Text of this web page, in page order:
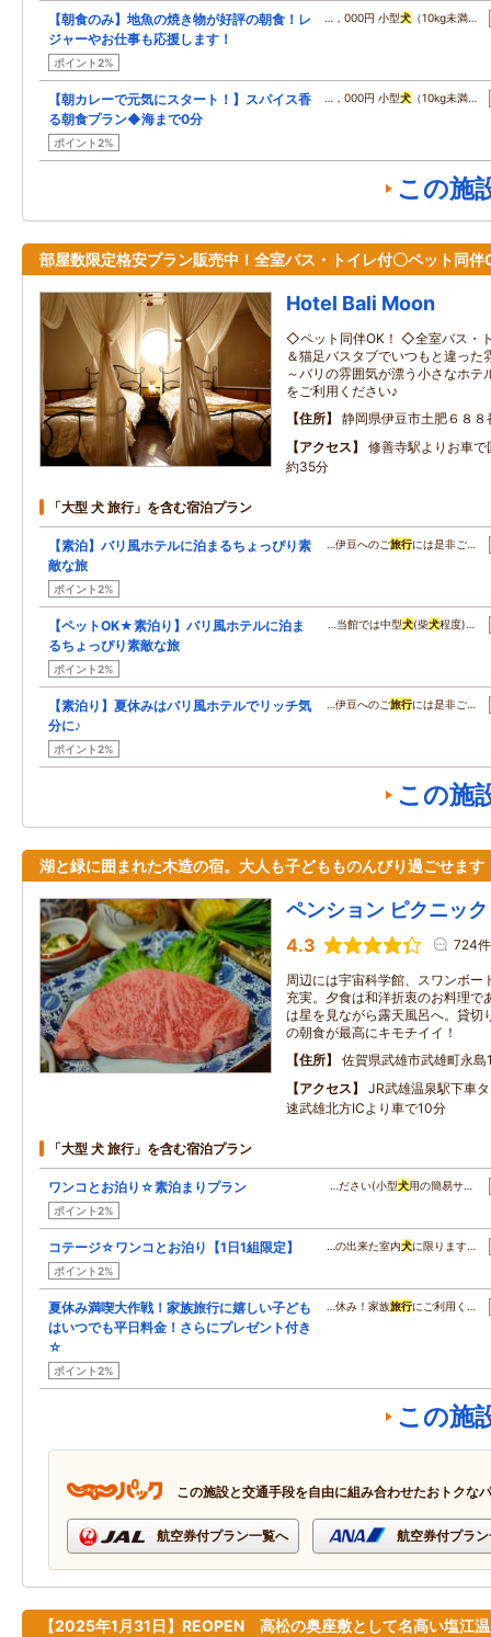
【朝食のみ】地魚の焼き物が好評の朝食！レ
ジャーやお仕事も応援します！
ポイント2%
…，000円 小型犬 （10kg未満…
【朝カレーで元気にスタート！】スパイス香
る朝食プラン◆海まで0分
ポイント2%
…，000円 小型犬 （10kg未満…
この施
部屋数限定格安プラン販売中！全室バス・トイレ付〇ペット同伴
Hotel Bali Moon
◇ペット同伴OK！ ◇全室バス・
＆猫足バスタブでいつもと違った
～バリの雰囲気が漂う小さなホテ
をご利用ください♪
住所
静岡県伊豆市土肥６８８
アクセス
修善寺駅よりお車
約35分
「大型 犬 旅行」を含む宿泊プラン
【素泊】バリ風ホテルに泊まるちょっぴり素
敵な旅
ポイント2%
…伊豆へのご旅行には是非ご…
【ペットOK★素泊り】バリ風ホテルに泊ま
るちょっぴり素敵な旅
ポイント2%
…当館では中型犬(柴犬程度)…
【素泊り】夏休みはバリ風ホテルでリッチ気
分に♪
ポイント2%
…伊豆へのご旅行には是非ご…
この施
湖と緑に囲まれた木造の宿。大人も子どもものんびり過ごせます
ペンション ピクニック
4.3 724件
周辺には宇宙科学館、スワンボー
充実。夕食は和洋折衷のお料理で
は星を見ながら露天風呂へ。貸切
の朝食が最高にキモチイイ！
住所
佐賀県武雄市武雄町永
アクセス
JR武雄温泉駅下車
速武雄北方ICより車で10分
「大型 犬 旅行」を含む宿泊プラン
ワンコとお泊り☆素泊まりプラン
ポイント2%
…ださい(小型犬用の簡易サ…
コテージ☆ワンコとお泊り【1日1組限定】
ポイント2%
…の出来た室内犬に限ります…
夏休み満喫大作戦！家族旅行に嬉しい子ども
はいつでも平日料金！さらにプレゼント付き
☆
ポイント2%
…休み！家族旅行にご利用く…
この施
この施設と交通手段を自由に組み合わせたおトクな
航空券付プラン一覧へ 航空券付プラ
【2025年1月31日】REOPEN 高松の奥座敷として名高い塩江